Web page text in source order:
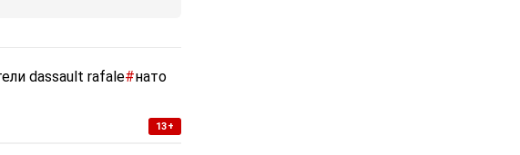
dassault rafale#нато
13+